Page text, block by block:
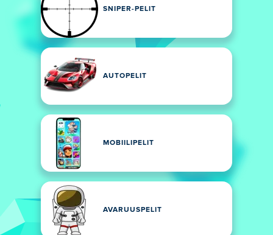
SNIPER-PELIT
AUTOPELIT
MOBIILIPELIT
AVARUUSPELIT